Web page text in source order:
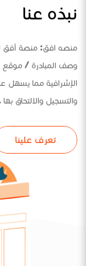
نبذه عنا
منصه افق: منصة أفق
وصف المبادرة / موقع
الإشرافية مما يسهل
والتسجيل والالتحاق بها
تعرف علينا